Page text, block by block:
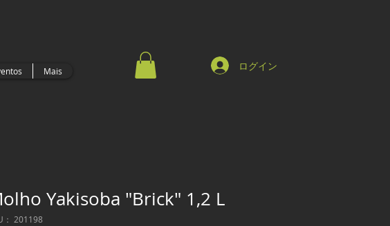
Mais ログイン
Yakisoba "Brick" 1,2 L
： 201198